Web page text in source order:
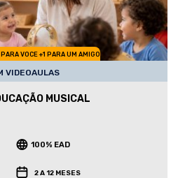
VOCE +1 PARA UM AMIGO
VIDEOAULAS
MUSICAL
100% EAD
2 A 12 MESES